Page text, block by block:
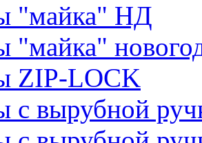
"майка" НД
"майка"
ZIP-LOCK
с вырубной